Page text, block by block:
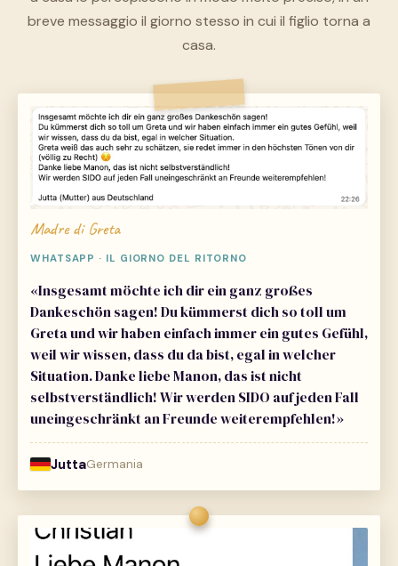
breve messaggio il giorno stesso in cui il figlio torna a
casa.
Madre di Greta
WHATSAPP · IL GIORNO DEL RITORNO
«Insgesamt möchte ich dir ein ganz großes
Dankeschön sagen! Du kümmerst dich so toll um
Greta und wir haben einfach immer ein gutes Gefühl,
weil wir wissen, dass du da bist, egal in welcher
Situation. Danke liebe Manon, das ist nicht
selbstverständlich! Wir werden SIDO auf jeden Fall
uneingeschränkt an Freunde weiterempfehlen!»
JuttaGermania